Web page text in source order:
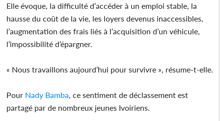
Elle évoque, la difficulté d’accéder à un emploi stable, la
hausse du coût de la vie, les loyers devenus inaccessibles,
l’augmentation des frais liés à l’acquisition d’un véhicule,
l’impossibilité d’épargner.
« Nous travaillons aujourd’hui pour survivre », résume-t-elle.
Pour Nady Bamba, ce sentiment de déclassement est
partagé par de nombreux jeunes Ivoiriens.